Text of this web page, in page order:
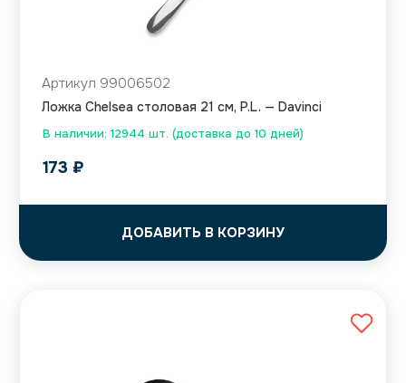
В наличии: 12944 шт. (доставка до 10 дней)
Артикул 99006502
Ложка Chelsea столовая 21 см, P.L. — Davinci
173 ₽
ДОБАВИТЬ В КОРЗИНУ